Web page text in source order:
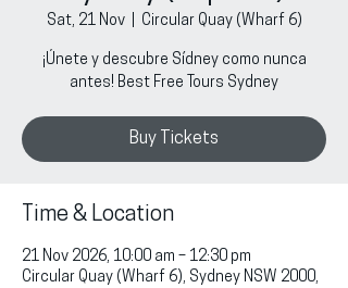
Sat, 21 Nov
  |
Circular Quay (Wharf 6)
¡Únete y descubre Sídney como nunca
antes! Best Free Tours Sydney
Buy Tickets
Time & Location
21 Nov 2026, 10:00 am – 12:30 pm
Circular Quay (Wharf 6), Sydney NSW 2000,